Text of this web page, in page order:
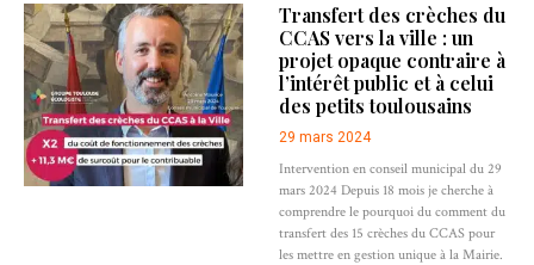
Transfert des crèches du
CCAS vers la ville : un
projet opaque contraire à
l’intérêt public et à celui
des petits toulousains
29 mars 2024
Intervention en conseil municipal du 29
mars 2024 Depuis 18 mois je cherche à
comprendre le pourquoi du comment du
transfert des 15 crèches du CCAS pour
les mettre en gestion unique à la Mairie.